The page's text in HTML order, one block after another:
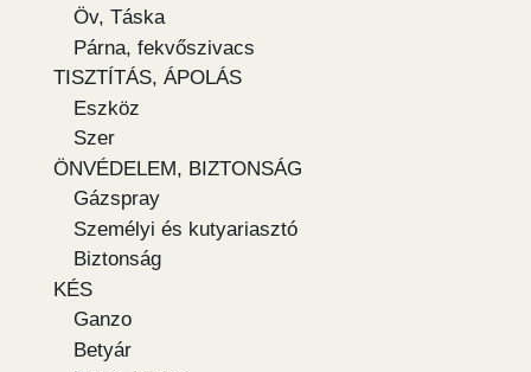
Öv, Táska
Párna, fekvőszivacs
TISZTÍTÁS, ÁPOLÁS
Eszköz
Szer
ÖNVÉDELEM, BIZTONSÁG
Gázspray
Személyi és kutyariasztó
Biztonság
KÉS
Ganzo
Betyár